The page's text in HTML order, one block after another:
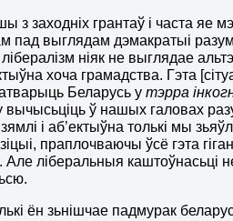
заходніх грантаў і часта яе
пад выглядам дэмакратыі
ніяк не выглядае
хоча грамадства. Гэта
Беларусь утэрра
вычысьціць ў нашых галовах
і аб’ектыўна толькі мы
праплочваючы ўсё гэта
ліберальныя каштоўнасьці
ён зьнішчае падмурак